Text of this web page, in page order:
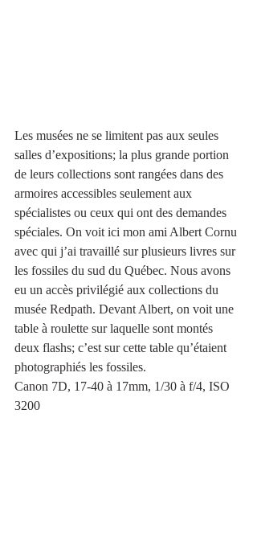
Les musées ne se limitent pas aux seules
salles d’expositions; la plus grande portion
de leurs collections sont rangées dans des
armoires accessibles seulement aux
spécialistes ou ceux qui ont des demandes
spéciales. On voit ici mon ami Albert Cornu
avec qui j’ai travaillé sur plusieurs livres sur
les fossiles du sud du Québec. Nous avons
eu un accès privilégié aux collections du
musée Redpath. Devant Albert, on voit une
table à roulette sur laquelle sont montés
deux flashs; c’est sur cette table qu’étaient
photographiés les fossiles.
Canon 7D, 17-40 à 17mm, 1/30 à f/4, ISO
3200